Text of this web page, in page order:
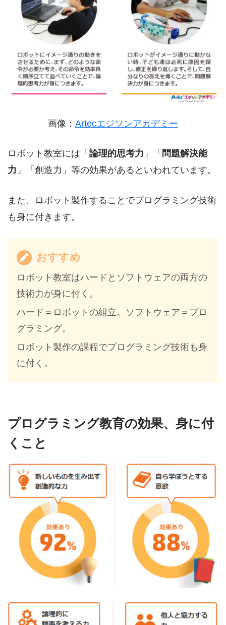
画像： Artecエジソンアカデミー
ロボット教室には「 論理的思考力 」「 問題解決能
力 」「創造力」等の効果があるといわれています。
また、ロボット製作することでプログラミング技術
も身に付きます。
おすすめ
ロボット教室はハードとソフトウェアの両方の
技術力が身に付く。
ハード＝ロボットの組立。ソフトウェア＝プロ
グラミング。
ロボット製作の課程でプログラミング技術も身
に付く。
プログラミング教育の効果、身に付
くこと